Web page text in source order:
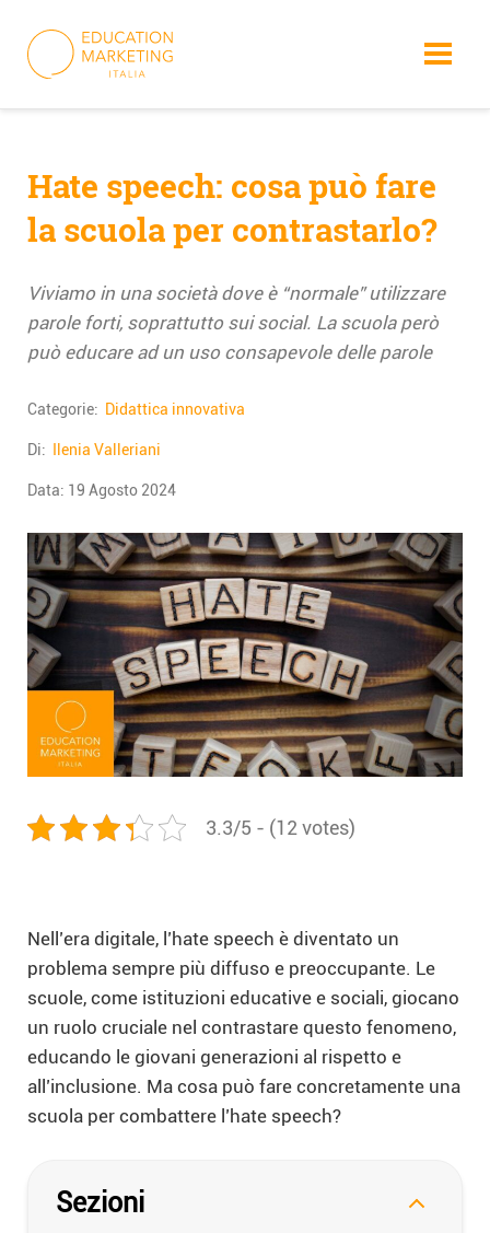
content
Hate speech: cosa può fare
la scuola per contrastarlo?
Viviamo in una società dove è “normale” utilizzare
parole forti, soprattutto sui social. La scuola però
può educare ad un uso consapevole delle parole
Categorie: Didattica innovativa
Di: Ilenia Valleriani
Data: 19 Agosto 2024
3.3/5 - (12 votes)
Nell’era digitale, l’hate speech è diventato un
problema sempre più diffuso e preoccupante. Le
scuole, come istituzioni educative e sociali, giocano
un ruolo cruciale nel contrastare questo fenomeno,
educando le giovani generazioni al rispetto e
all’inclusione. Ma cosa può fare concretamente una
scuola per combattere l’hate speech?
Sezioni